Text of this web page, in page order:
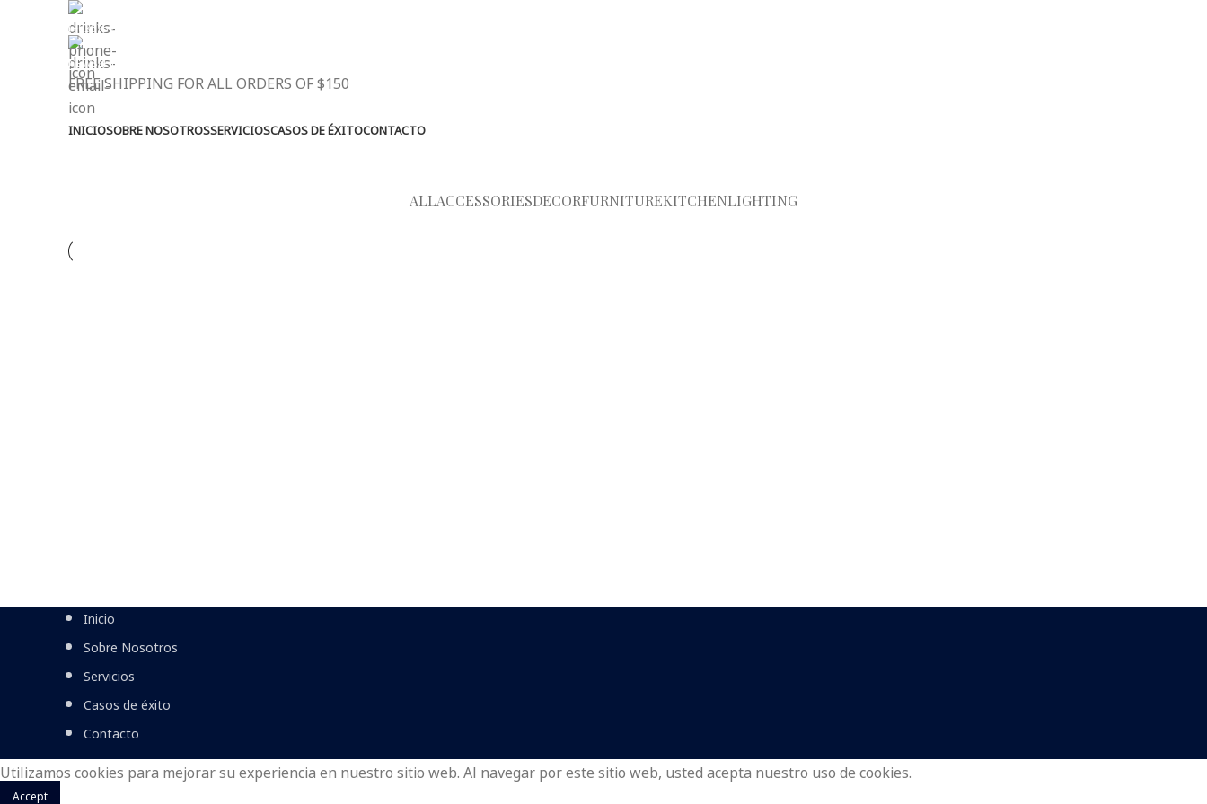
(+035) 527-1710-70
NEWSLETTER
FREE SHIPPING FOR ALL ORDERS OF $150
INICIOSOBRE NOSOTROSSERVICIOSCASOS DE ÉXITOCONTACTO
ALLACCESSORIESDECORFURNITUREKITCHENLIGHTING
Inicio
Sobre Nosotros
Servicios
Casos de éxito
Contacto
Utilizamos cookies para mejorar su experiencia en nuestro sitio web. Al navegar por este sitio web, usted acepta nuestro uso de cookies.
Accept